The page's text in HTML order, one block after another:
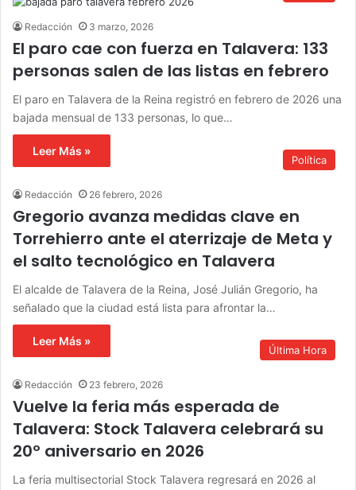
Redacción 3 marzo, 2026
El paro cae con fuerza en Talavera: 133
personas salen de las listas en febrero
El paro en Talavera de la Reina registró en febrero de 2026 una
bajada mensual de 133 personas, lo que…
Leer Más »
Política
Redacción 26 febrero, 2026
Gregorio avanza medidas clave en
Torrehierro ante el aterrizaje de Meta y
el salto tecnológico en Talavera
El alcalde de Talavera de la Reina, José Julián Gregorio, ha
señalado que la ciudad está lista para afrontar la…
Leer Más »
Última Hora
Redacción 23 febrero, 2026
Vuelve la feria más esperada de
Talavera: Stock Talavera celebrará su
20º aniversario en 2026
La feria multisectorial Stock Talavera regresará en 2026 al